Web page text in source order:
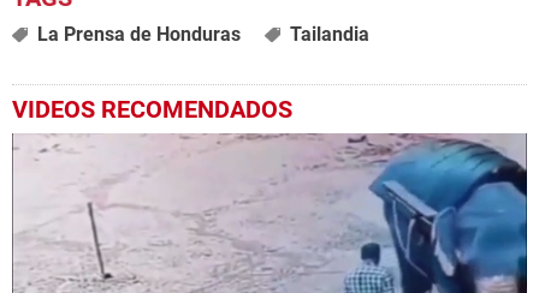
La Prensa de Honduras Tailandia
VIDEOS RECOMENDADOS